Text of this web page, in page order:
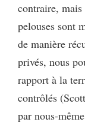
contraire,
pelouses sont
de manière
privés, nous
rapport à la
contrôlés
par nous-